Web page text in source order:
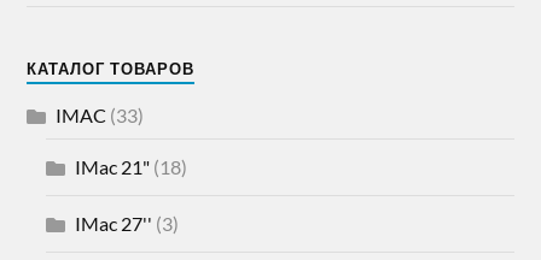
КАТАЛОГ ТОВАРОВ
IMAC (33)
IMac 21" (18)
IMac 27'' (3)